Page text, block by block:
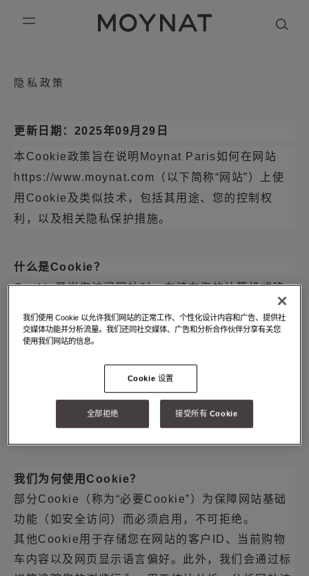
mobile_menu
MOYNAT PARIS
隐私政策
更新日期： 2025年09月 29 日
本 Cookie 政策旨在说明 Moynat Paris如何在网站
https://www.moynat.com （以下简称“ 网站”）上使
用 Cookie 及类似技术，包括其用途、您的控制权
利，以及相关隐私保护措施。
什么是Cookie？
Cookie是当您访问网站时，存储在您的计算机或移
Cookie
确保网站正常运行、优化服务并提供统计信息。
：由非网站所有者设置的
于提供第三方内容或功能（例如广告、视频、分析服
我们为何使用 Cookie？
部分Cookie （称为“必要Cookie”）为保障网站基础
功能（如安全访问）而必须启用，不可拒绝。
其他Cookie 用于存储您在网站的客户 ID 、当前购物
车内容以及网页显示语言偏好。此外，我们会通过标
KASING LUNG COLLECTION
DUO BB
GABRIELLE
OUR HISTORY
英语
简体中文
我们使用 Cookie 以允许我们网站的正常工作、个性化设计内容和广告、提供社
交媒体功能并分析流量。我们还同社交媒体、广告和分析合作伙伴分享有关您
使用我们网站的信息。
Cookie 设置
全部拒绝 接受所有 Cookie